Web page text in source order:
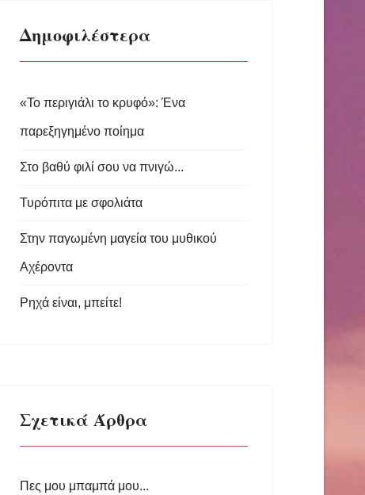
Δημοφιλέστερα
«Το περιγιάλι το κρυφό»: Ένα
παρεξηγημένο ποίημα
Στο βαθύ φιλί σου να πνιγώ...
Τυρόπιτα με σφολιάτα
Στην παγωμένη μαγεία του μυθικού
Αχέροντα
Ρηχά είναι, μπείτε!
Σχετικά Άρθρα
Πες μου μπαμπά μου...